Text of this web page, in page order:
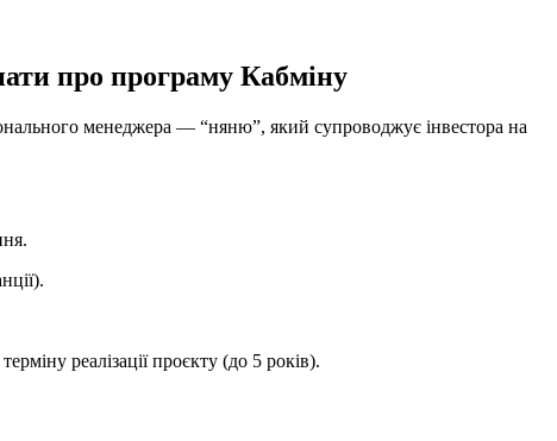
про програму Кабміну
менеджера — “няню”, який супроводжує інвестора на
реалізації проєкту (до 5 років).